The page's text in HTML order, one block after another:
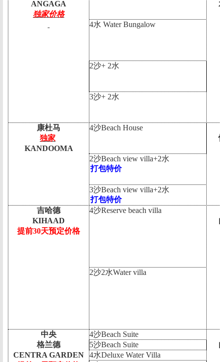
ANGAGA
独家价格
4水 Water Bungalow
2沙+ 2水
3沙+ 2水
康杜马
独家
KANDOOMA
4沙Beach House
2沙Beach view villa+2水
打包特价
3沙Beach view villa+2水
打包特价
吉哈德
KIHAAD
提前30天预定价格
4沙Reserve beach villa
2沙2水Water villa
中央
格兰德
CENTRA GARDEN
4沙Beach Suite
5沙Beach Suite
4水Deluxe Water Villa